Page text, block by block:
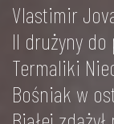
Vlastimir
II drużyny
Termaliki
Bośniak w